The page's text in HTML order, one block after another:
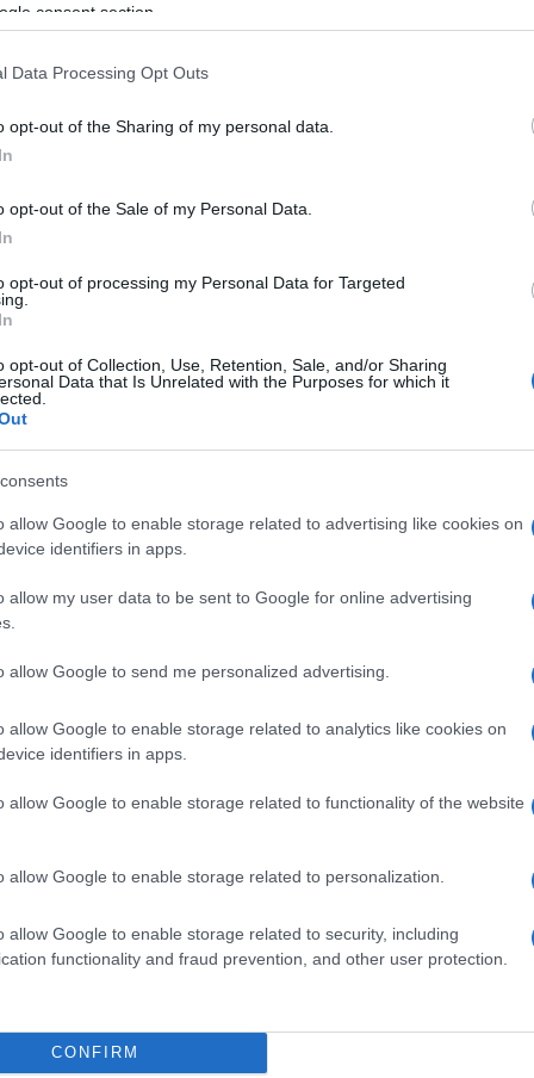
consent section.
Data Processing Opt Outs
opt-out of the Sharing of my personal data.
opt-out of the Sale of my Personal Data.
opt-out of processing my Personal Data for Targeted
opt-out of Collection, Use, Retention, Sale, and/or Sharing
Data that Is Unrelated with the Purposes for which it
allow Google to enable storage related to advertising like cookies on
identifiers in apps.
allow my user data to be sent to Google for online advertising
allow Google to send me personalized advertising.
allow Google to enable storage related to analytics like cookies on
identifiers in apps.
allow Google to enable storage related to functionality of the website
allow Google to enable storage related to personalization.
allow Google to enable storage related to security, including
functionality and fraud prevention, and other user protection.
CONFIRM
GV80: πέντε αστέρια από τον Euro
αξιολογήσεων αξιοπιστίας και αποφυγής σύγκρουσης, ο Euro
C4...
Επικεφαλής Σχεδιασμού Fiat –
στο τμήμα σχεδιασμού της Stellantis από την
αναφέρεται στον Jean-Pierre Ploué, Επικεφαλής Σχεδιασμού
αυθεντικά ανταλλακτικά
της Stellantis επεκτείνεται με περισσότερους κωδικούς, με
ανταλλακτικών στους συλλέκτες για τα ιταλικά
στις διάφορες...
Ducato 2021
το νέο Ducato 2021, την 8η γενιά του μοντέλου που
σε σταθερή βάση εξαιρετικά επιτυχημένη πορεία, η...
Vivaro-e HYDROGEN
νέο, ηλεκτρικό ελαφρύ επαγγελματικό όχημα, που θα
μηδενικών ρύπων σε όσους χρειάζονται γρήγορο